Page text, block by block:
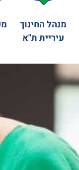
מנהל החינוך
עיריית ת"א